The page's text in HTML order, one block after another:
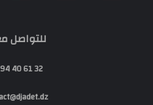
للتواصل
32 61 40 94 07